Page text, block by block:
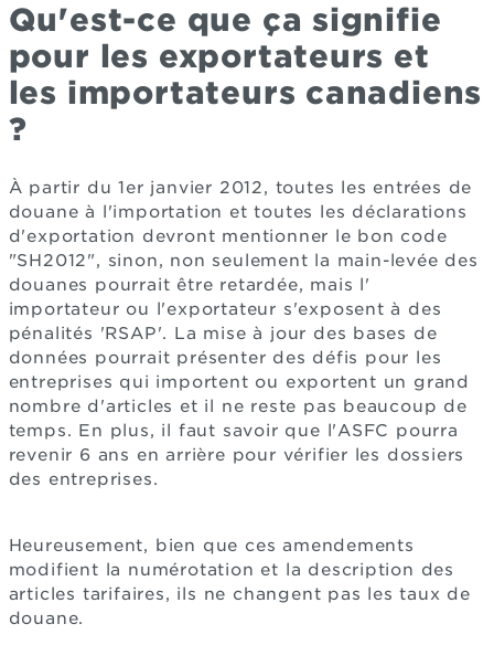
Qu'est-ce que ça signifie
pour les exportateurs et
les importateurs canadiens
?
À partir du 1er janvier 2012, toutes les entrées de
douane à l'importation et toutes les déclarations
d'exportation devront mentionner le bon code
"SH2012", sinon, non seulement la main-levée des
douanes pourrait être retardée, mais l'
importateur ou l'exportateur s'exposent à des
pénalités 'RSAP'. La mise à jour des bases de
données pourrait présenter des défis pour les
entreprises qui importent ou exportent un grand
nombre d'articles et il ne reste pas beaucoup de
temps. En plus, il faut savoir que l'ASFC pourra
revenir 6 ans en arrière pour vérifier les dossiers
des entreprises.
Heureusement, bien que ces amendements
modifient la numérotation et la description des
articles tarifaires, ils ne changent pas les taux de
douane.